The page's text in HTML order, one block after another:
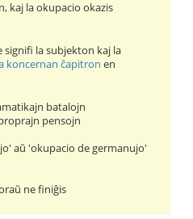
kaj la okupacio okazis
signifi la subjekton kaj la
koncernan ĉapitron en
batalojn
pensojn
aŭ 'okupacio de germanujo'
ne finiĝis